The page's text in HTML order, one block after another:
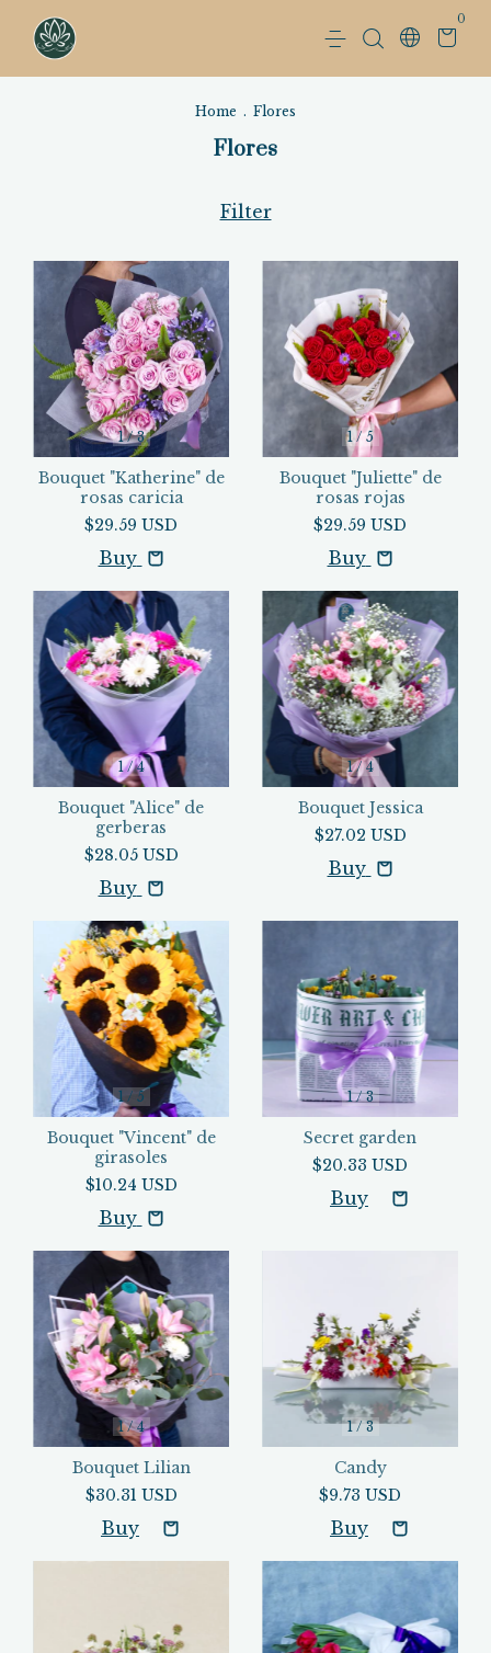
0
Home . Flores
Flores
Filter
1/3
Bouquet "Katherine" de
rosas caricia
$29.59 USD
Buy
1/5
Bouquet "Juliette" de
rosas rojas
$29.59 USD
Buy
1/4
Bouquet "Alice" de
gerberas
$28.05 USD
Buy
1/4
Bouquet Jessica
$27.02 USD
Buy
1/ 5
Bouquet "Vincent" de
girasoles
$10.24 USD
Buy
1/3
Secret garden
$20.33 USD
1/4
Bouquet Lilian
$30.31 USD
1/ 3
Candy
$9.73 USD